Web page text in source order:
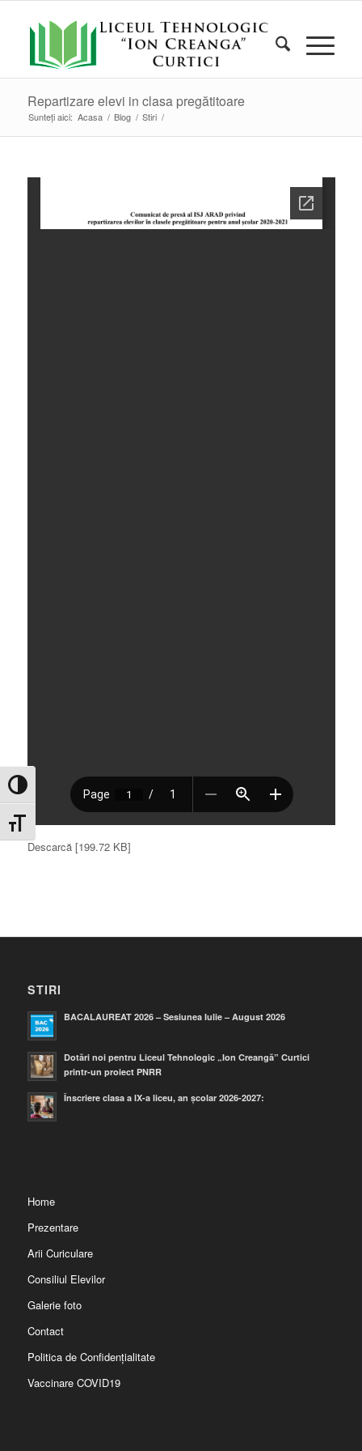
Toggle High Contrast
Toggle Font size
Repartizare elevi in clasa pregătitoare
Sunteți aici: Acasa / Blog / Stiri /
Descarcă [199.72 KB]
STIRI
BACALAUREAT 2026 – Sesiunea Iulie – August 2026
Dotări noi pentru Liceul Tehnologic „Ion Creangă” Curtici
printr-un proiect PNRR
Înscriere clasa a IX-a liceu, an școlar 2026-2027:
Home
Prezentare
Arii Curiculare
Consiliul Elevilor
Galerie foto
Contact
Politica de Confidențialitate
Vaccinare COVID19